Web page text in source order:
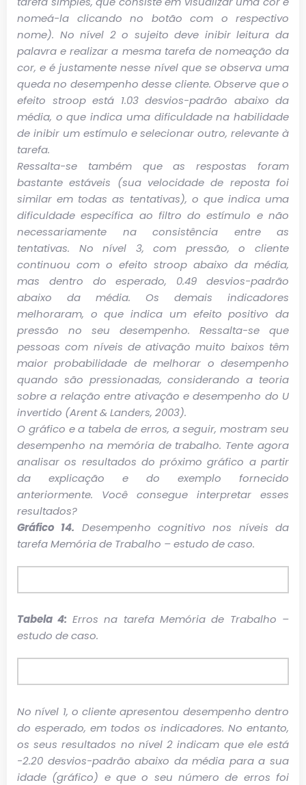
nomeá-la clicando no botão com o respectivo
nome). No nível 2 o sujeito deve inibir leitura da
palavra e realizar a mesma tarefa de nomeação da
cor, e é justamente nesse nível que se observa uma
queda no desempenho desse cliente. Observe que o
efeito stroop está 1.03 desvios-padrão abaixo da
média, o que indica uma dificuldade na habilidade
de inibir um estímulo e selecionar outro, relevante à
tarefa.
Ressalta-se também que as respostas foram
bastante estáveis (sua velocidade de reposta foi
similar em todas as tentativas), o que indica uma
dificuldade específica ao filtro do estímulo e não
necessariamente na consistência entre as
tentativas. No nível 3, com pressão, o cliente
continuou com o efeito stroop abaixo da média,
mas dentro do esperado, 0.49 desvios-padrão
abaixo da média. Os demais indicadores
melhoraram, o que indica um efeito positivo da
pressão no seu desempenho. Ressalta-se que
pessoas com níveis de ativação muito baixos têm
maior probabilidade de melhorar o desempenho
quando são pressionadas, considerando a teoria
sobre a relação entre ativação e desempenho do U
invertido (Arent & Landers, 2003).
O gráfico e a tabela de erros, a seguir, mostram seu
desempenho na memória de trabalho. Tente agora
analisar os resultados do próximo gráfico a partir
da explicação e do exemplo fornecido
anteriormente. Você consegue interpretar esses
resultados?
Gráfico 14. Desempenho cognitivo nos níveis da
tarefa Memória de Trabalho – estudo de caso.
Tabela 4: Erros na tarefa Memória de Trabalho –
estudo de caso.
No nível 1, o cliente apresentou desempenho dentro
do esperado, em todos os indicadores. No entanto,
os seus resultados no nível 2 indicam que ele está
-2.20 desvios-padrão abaixo da média para a sua
idade (gráfico) e que o seu número de erros foi